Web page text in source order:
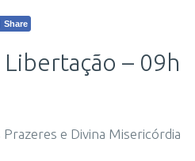
Share
– 09h
e Divina Misericórdia